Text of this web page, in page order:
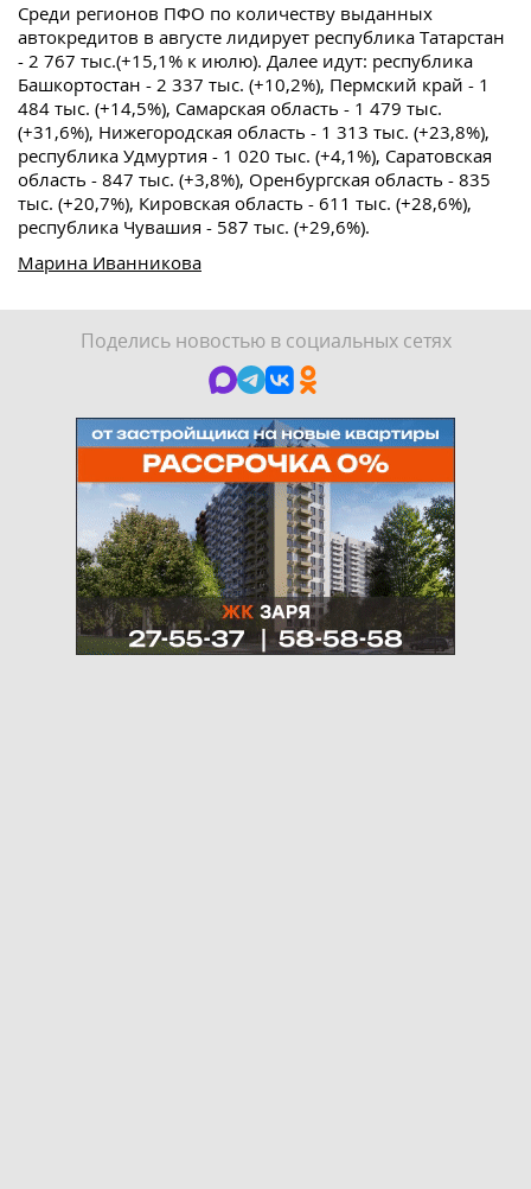
Среди регионов ПФО по количеству выданных
автокредитов в августе лидирует республика Татарстан
- 2 767 тыс.(+15,1% к июлю). Далее идут: республика
Башкортостан - 2 337 тыс. (+10,2%), Пермский край - 1
484 тыс. (+14,5%), Самарская область - 1 479 тыс.
(+31,6%), Нижегородская область - 1 313 тыс. (+23,8%),
республика Удмуртия - 1 020 тыс. (+4,1%), Саратовская
область - 847 тыс. (+3,8%), Оренбургская область - 835
тыс. (+20,7%), Кировская область - 611 тыс. (+28,6%),
республика Чувашия - 587 тыс. (+29,6%).
Марина Иванникова
Поделись новостью в социальных сетях